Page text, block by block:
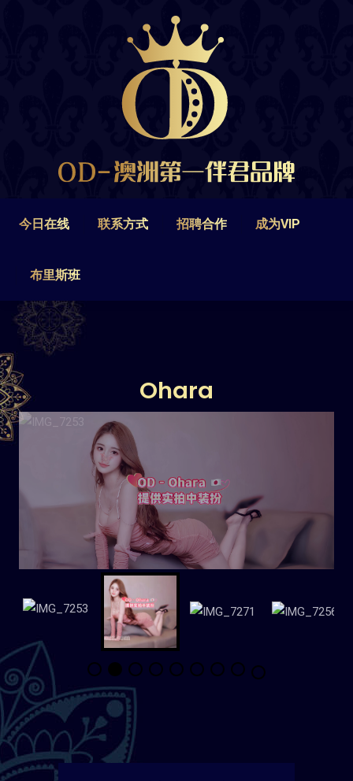
今日在线 联系方式 招聘合作 成为VIP
布里斯班
Ohara
联系方式 招聘合作
布里斯班